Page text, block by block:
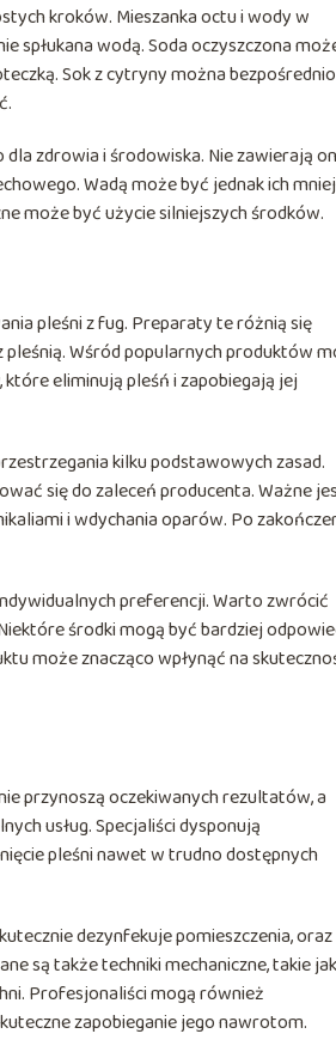
kroków. Mieszanka octu i wody w
spłukana wodą. Soda oczyszczona
Sok z cytryny można bezpośrednio
zdrowia i środowiska. Nie zawierają
Wadą może być jednak ich
może być użycie silniejszych środków.
pleśni z fug. Preparaty te różnią się
pleśnią. Wśród popularnych produktów
eliminują pleśń i zapobiegają jej
kilku podstawowych zasad.
się do zaleceń producenta. Ważne
i wdychania oparów. Po
preferencji. Warto zwrócić
środki mogą być bardziej
może znacząco wpłynąć na
przynoszą oczekiwanych rezultatów, a
usług. Specjaliści dysponują
pleśni nawet w trudno dostępnych
dezynfekuje pomieszczenia, oraz
są także techniki mechaniczne, takie jak
Profesjonaliści mogą również
zapobieganie jego nawrotom.